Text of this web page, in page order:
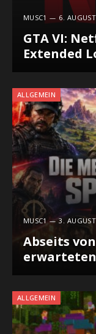
MUSC1 6.
GTA VI:
Extended
ALLGEMEIN
MUSC1 3.
Abseits
erwarteten
ALLGEMEIN